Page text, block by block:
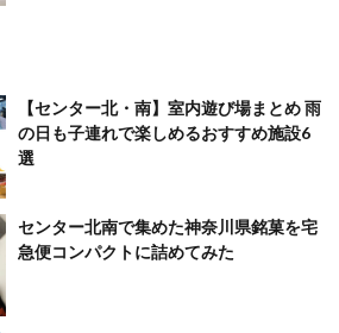
【センター北・南】室内遊び場まとめ 雨
の日も子連れで楽しめるおすすめ施設6
選
センター北南で集めた神奈川県銘菓を宅
急便コンパクトに詰めてみた